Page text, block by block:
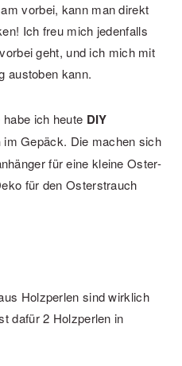
vorbei, kann man direkt
Ich freu mich jedenfalls
geht, und ich mich mit
austoben kann.
ich heute DIY
im Gepäck. Die machen sich
für eine kleine Oster-
für den Osterstrauch
Holzperlen sind wirklich
dafür 2 Holzperlen in